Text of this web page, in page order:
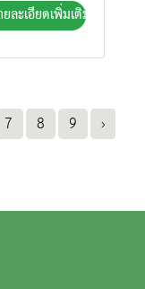
ละเอียดเพิ่มเติม
7 8 9 ›